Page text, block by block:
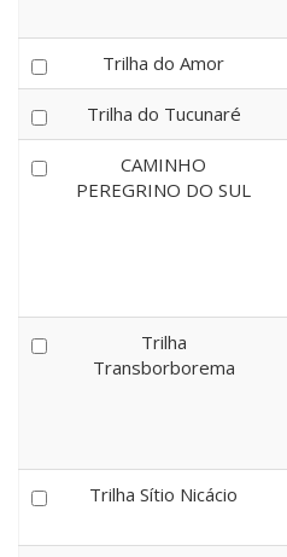
Trilha do Amor
Trilha do Tucunaré
CAMINHO
PEREGRINO DO SUL
Trilha
Transborborema
Trilha Sítio Nicácio